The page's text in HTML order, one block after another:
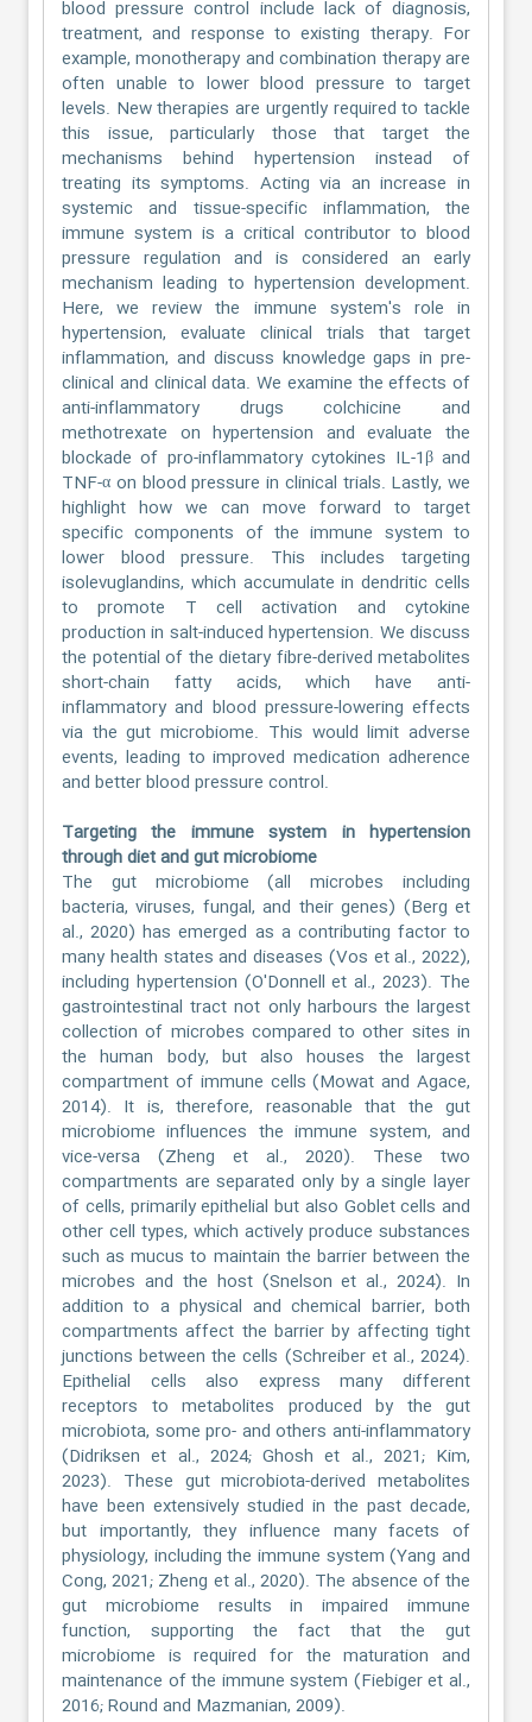
blood pressure control include lack of diagnosis,
treatment, and response to existing therapy. For
example, monotherapy and combination therapy are
often unable to lower blood pressure to target
levels. New therapies are urgently required to tackle
this issue, particularly those that target the
mechanisms behind hypertension instead of
treating its symptoms. Acting via an increase in
systemic and tissue-specific inflammation, the
immune system is a critical contributor to blood
pressure regulation and is considered an early
mechanism leading to hypertension development.
Here, we review the immune system's role in
hypertension, evaluate clinical trials that target
inflammation, and discuss knowledge gaps in pre-
clinical and clinical data. We examine the effects of
anti-inflammatory drugs colchicine and
methotrexate on hypertension and evaluate the
blockade of pro-inflammatory cytokines IL-1β and
TNF-α on blood pressure in clinical trials. Lastly, we
highlight how we can move forward to target
specific components of the immune system to
lower blood pressure. This includes targeting
isolevuglandins, which accumulate in dendritic cells
to promote T cell activation and cytokine
production in salt-induced hypertension. We discuss
the potential of the dietary fibre-derived metabolites
short-chain fatty acids, which have anti-
inflammatory and blood pressure-lowering effects
via the gut microbiome. This would limit adverse
events, leading to improved medication adherence
and better blood pressure control.
Targeting the immune system in hypertension
through diet and gut microbiome
The gut microbiome (all microbes including
bacteria, viruses, fungal, and their genes) (Berg et
al., 2020) has emerged as a contributing factor to
many health states and diseases (Vos et al., 2022),
including hypertension (O'Donnell et al., 2023). The
gastrointestinal tract not only harbours the largest
collection of microbes compared to other sites in
the human body, but also houses the largest
compartment of immune cells (Mowat and Agace,
2014). It is, therefore, reasonable that the gut
microbiome influences the immune system, and
vice-versa (Zheng et al., 2020). These two
compartments are separated only by a single layer
of cells, primarily epithelial but also Goblet cells and
other cell types, which actively produce substances
such as mucus to maintain the barrier between the
microbes and the host (Snelson et al., 2024). In
addition to a physical and chemical barrier, both
compartments affect the barrier by affecting tight
junctions between the cells (Schreiber et al., 2024).
Epithelial cells also express many different
receptors to metabolites produced by the gut
microbiota, some pro- and others anti-inflammatory
(Didriksen et al., 2024; Ghosh et al., 2021; Kim,
2023). These gut microbiota-derived metabolites
have been extensively studied in the past decade,
but importantly, they influence many facets of
physiology, including the immune system (Yang and
Cong, 2021; Zheng et al., 2020). The absence of the
gut microbiome results in impaired immune
function, supporting the fact that the gut
microbiome is required for the maturation and
maintenance of the immune system (Fiebiger et al.,
2016; Round and Mazmanian, 2009).